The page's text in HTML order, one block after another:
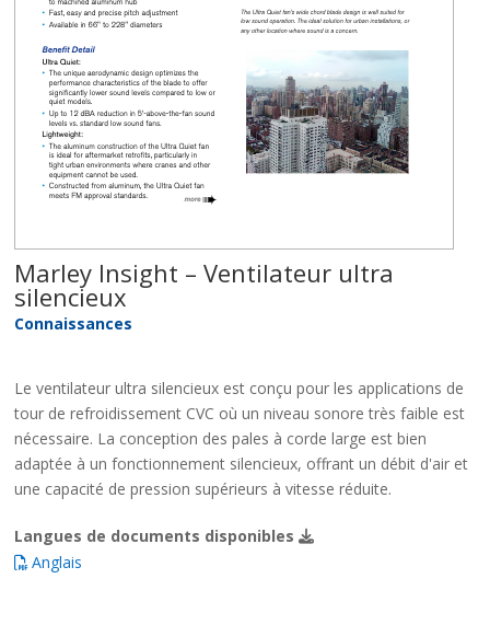
Marley Insight – Ventilateur ultra
silencieux
Connaissances
Le ventilateur ultra silencieux est conçu pour les applications de
tour de refroidissement CVC où un niveau sonore très faible est
nécessaire. La conception des pales à corde large est bien
adaptée à un fonctionnement silencieux, offrant un débit d'air et
une capacité de pression supérieurs à vitesse réduite.
Langues de documents disponibles
Anglais